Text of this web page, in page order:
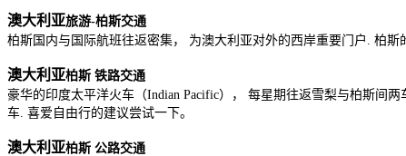
澳大利亚旅游-柏斯交通
柏斯国内与国际航班往返密集， 为澳大利亚对外的西岸重要门户. 柏
澳大利亚柏斯 铁路交通
豪华的印度太平洋火车（Indian Pacific）， 每星期往返雪梨与柏斯间
车. 喜爱自由行的建议尝试一下。
澳大利亚柏斯 公路交通